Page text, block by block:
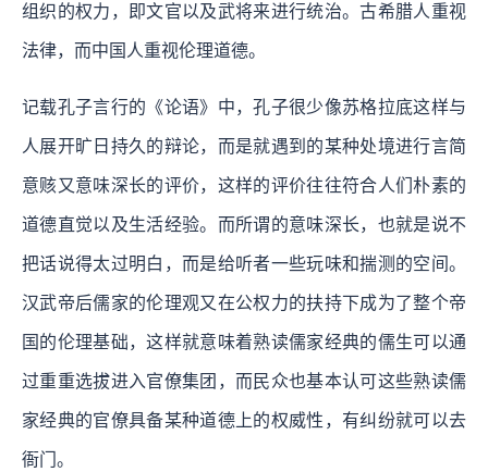
组织的权力，即文官以及武将来进行统治。古希腊人重视
法律，而中国人重视伦理道德。
记载孔子言行的《论语》中，孔子很少像苏格拉底这样与
人展开旷日持久的辩论，而是就遇到的某种处境进行言简
意赅又意味深长的评价，这样的评价往往符合人们朴素的
道德直觉以及生活经验。而所谓的意味深长，也就是说不
把话说得太过明白，而是给听者一些玩味和揣测的空间。
汉武帝后儒家的伦理观又在公权力的扶持下成为了整个帝
国的伦理基础，这样就意味着熟读儒家经典的儒生可以通
过重重选拔进入官僚集团，而民众也基本认可这些熟读儒
家经典的官僚具备某种道德上的权威性，有纠纷就可以去
衙门。